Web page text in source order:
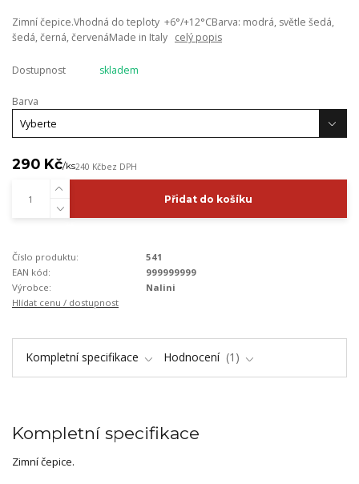
Zimní čepice.Vhodná do teploty +6°/+12°CBarva: modrá, světle šedá,
šedá, černá, červenáMade in Italy celý popis
Dostupnost skladem
Barva
290 Kč/ks240 Kčbez DPH
Přidat do košíku
Číslo produktu:
541
EAN kód:
999999999
Výrobce:
Nalini
Hlídat cenu / dostupnost
Kompletní specifikace Hodnocení 1
Kompletní specifikace
Zimní čepice.